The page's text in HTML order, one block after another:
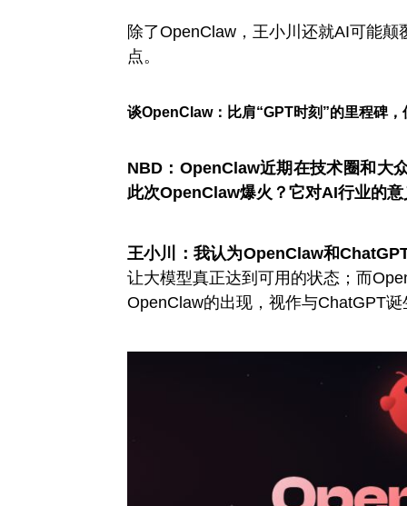
除了OpenClaw，王小川还就AI可能
点。
谈OpenClaw：比肩“GPT时刻”的里程碑
NBD：OpenClaw近期在技术圈和大
此次OpenClaw爆火？它对AI行业的
王小川： 我认为OpenClaw和
让大模型真正达到可用的状态；而
OpenClaw的出现，视作与ChatGPT